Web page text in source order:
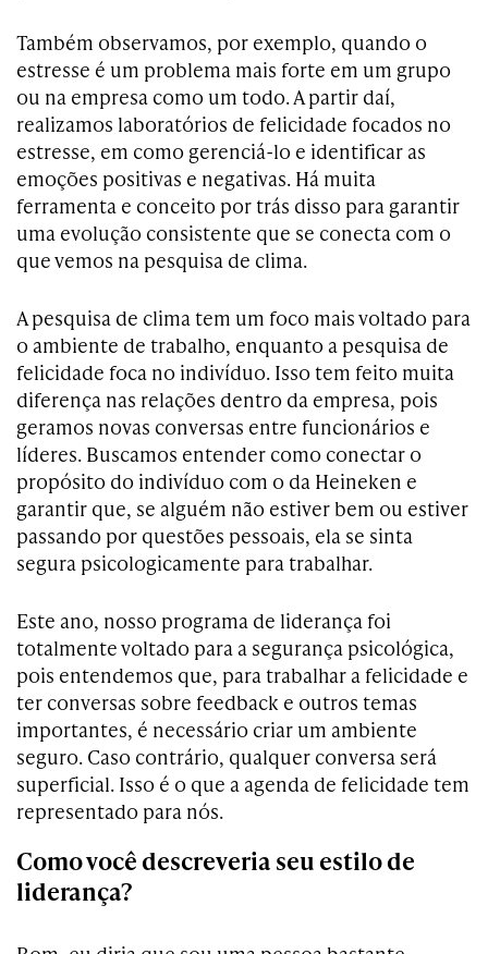
Também observamos, por exemplo, quando o
estresse é um problema mais forte em um grupo
ou na empresa como um todo. A partir daí,
realizamos laboratórios de felicidade focados no
estresse, em como gerenciá-lo e identificar as
emoções positivas e negativas. Há muita
ferramenta e conceito por trás disso para garantir
uma evolução consistente que se conecta com o
que vemos na pesquisa de clima.
A pesquisa de clima tem um foco mais voltado para
o ambiente de trabalho, enquanto a pesquisa de
felicidade foca no indivíduo. Isso tem feito muita
diferença nas relações dentro da empresa, pois
geramos novas conversas entre funcionários e
líderes. Buscamos entender como conectar o
propósito do indivíduo com o da Heineken e
garantir que, se alguém não estiver bem ou estiver
passando por questões pessoais, ela se sinta
segura psicologicamente para trabalhar.
Este ano, nosso programa de liderança foi
totalmente voltado para a segurança psicológica,
pois entendemos que, para trabalhar a felicidade e
ter conversas sobre feedback e outros temas
importantes, é necessário criar um ambiente
seguro. Caso contrário, qualquer conversa será
superficial. Isso é o que a agenda de felicidade tem
representado para nós.
Como você descreveria seu estilo de
liderança?